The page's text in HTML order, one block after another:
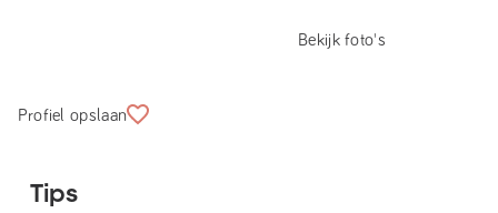
Bekijk foto's
Profiel opslaan
Tips